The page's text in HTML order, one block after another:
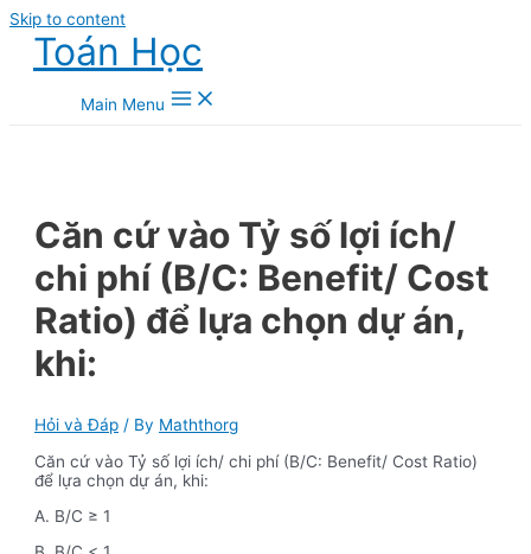
Skip to content
Toán Học
Main Menu
Căn cứ vào Tỷ số lợi ích/
chi phí (B/C: Benefit/ Cost
Ratio) để lựa chọn dự án,
khi:
Hỏi và Đáp / By Maththorg
Căn cứ vào Tỷ số lợi ích/ chi phí (B/C: Benefit/ Cost Ratio)
để lựa chọn dự án, khi:
A. B/C ≥ 1